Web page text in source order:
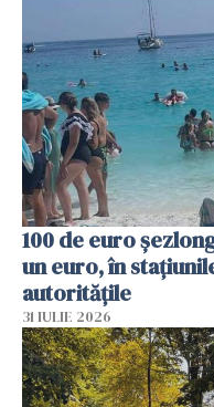
100 de euro
un euro, în
autoritățile
31 IULIE 2026